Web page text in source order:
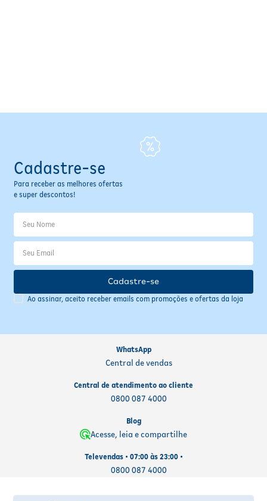
Cadastre-se
Para receber as melhores ofertas
e super descontos!
Ao assinar, aceito receber emails com promoções e ofertas da loja
Cadastre-se
WhatsApp
Central de vendas
Central de atendimento ao cliente
0800 087 4000
Blog
Acesse, leia e compartilhe
Televendas • 07:00 às 23:00 •
0800 087 4000